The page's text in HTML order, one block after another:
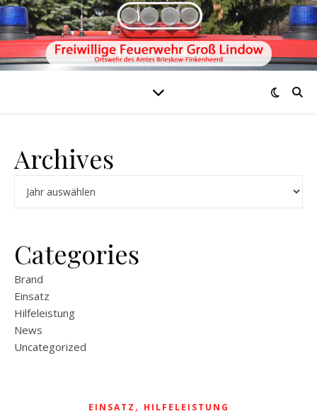
Archives
Categories
Brand
Einsatz
Hilfeleistung
News
Uncategorized
EINSATZ , HILFELEISTUNG